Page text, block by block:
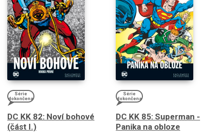
Série
dokončena
DC KK 82: Noví bohové
(část I.)
Série
dokončena
DC KK 85: Superman -
Panika na obloze